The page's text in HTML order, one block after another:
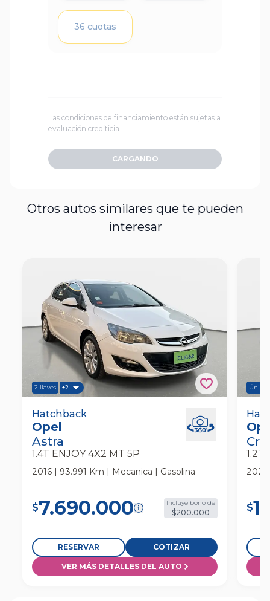
36 cuotas
Las condiciones de financiamiento están sujetas a
evaluación crediticia.
CARGANDO
Otros autos similares que te pueden
interesar
2 llaves +2
Opel Astra 1.4t Enjoy 4x2 Mt 5p
Hatchback
Hatchback
Opel
Astra
1.4T ENJOY 4X2 MT 5P
2016 | 93.991 Km | Mecanica | Gasolina
$7.690.000 Incluye bono de
$200.000
RESERVAR COTIZAR
VER MÁS DETALLES DEL AUTO
Único
1.2T
2023
$